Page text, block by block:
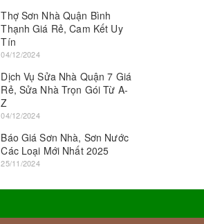
Thợ Sơn Nhà Quận Bình
Thạnh Giá Rẻ, Cam Kết Uy
Tín
04/12/2024
Dịch Vụ Sửa Nhà Quận 7 Giá
Rẻ, Sửa Nhà Trọn Gói Từ A-
Z
04/12/2024
Báo Giá Sơn Nhà, Sơn Nước
Các Loại Mới Nhất 2025
25/11/2024